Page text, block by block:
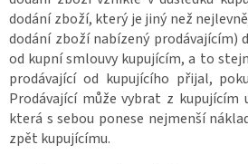
dodání zboží, který je jiný než
dodání zboží nabízený prodávajícím)
od kupní smlouvy kupujícím, a to
prodávající od kupujícího přijal,
Prodávající může vybrat z kupujícím
která s sebou ponese nejmenší
zpět kupujícímu.